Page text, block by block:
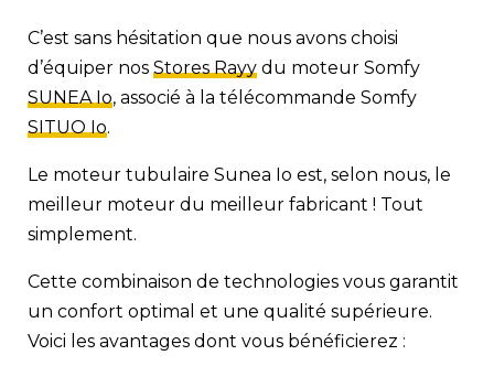
C’est sans hésitation que nous avons choisi
d’équiper nos Stores Rayy du moteur Somfy
SUNEA Io, associé à la télécommande Somfy
SITUO Io.
Le moteur tubulaire Sunea Io est, selon nous, le
meilleur moteur du meilleur fabricant ! Tout
simplement.
Cette combinaison de technologies vous garantit
un confort optimal et une qualité supérieure.
Voici les avantages dont vous bénéficierez :